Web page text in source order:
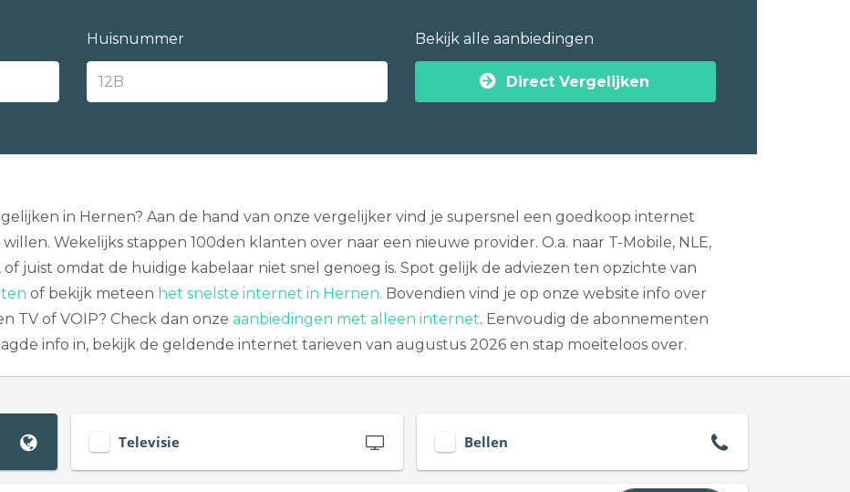
Huisnummer Bekijk alle aanbiedingen
Direct Vergelijken
in Hernen? Aan de hand van onze vergelijker vind je supersnel een goedkoop internet
Wekelijks stappen 100den klanten over naar een nieuwe provider. O.a. naar T-Mobile, NLE,
of juist omdat de huidige kabelaar niet snel genoeg is. Spot gelijk de adviezen ten opzichte van
of bekijk meteen het snelste internet in Hernen. Bovendien vind je op onze website info over
TV of VOIP? Check dan onze aanbiedingen met alleen internet. Eenvoudig de abonnementen
info in, bekijk de geldende internet tarieven van augustus 2026 en stap moeiteloos over.
Televisie Bellen